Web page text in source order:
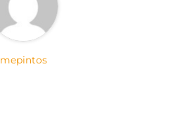
mepintos